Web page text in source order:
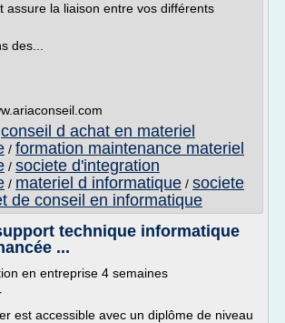
assure la liaison entre vos différents
des...
conseil d achat en materiel
/ formation maintenance materiel
/ societe d'integration
/ materiel d informatique / societe
de conseil en informatique
technique informatique
...
en entreprise 4 semaines
est accessible avec un diplôme de niveau